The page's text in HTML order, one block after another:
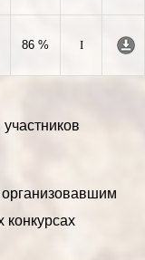
86 %
I
конкурсах